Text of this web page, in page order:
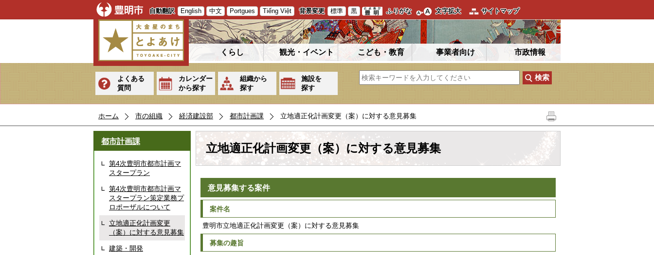
自動翻訳 English 中文 Portgues Tiếng Việt 背景変更 標準 黒 ふりがな 文字拡大 サイトマップ
くらし 観光・イベント こども・教育 事業者向け 市政情報
よくある
質問
カレンダー
から探す
組織から
探す
施設を
探す
ホーム 市の組織 経済建設部 都市計画課 立地適正化計画変更（案）に対する意見募集
都市計画課
第4次豊明市都市計画マ
スタープラン
第4次豊明市都市計画マ
スタープラン策定業務プ
ロポーザルについて
立地適正化計画変更
（案）に対する意見募集
建築・開発
立地適正化計画変更（案）に対する意見募集
意見募集する案件
案件名
豊明市立地適正化計画変更（案）に対する意見募集
募集の趣旨